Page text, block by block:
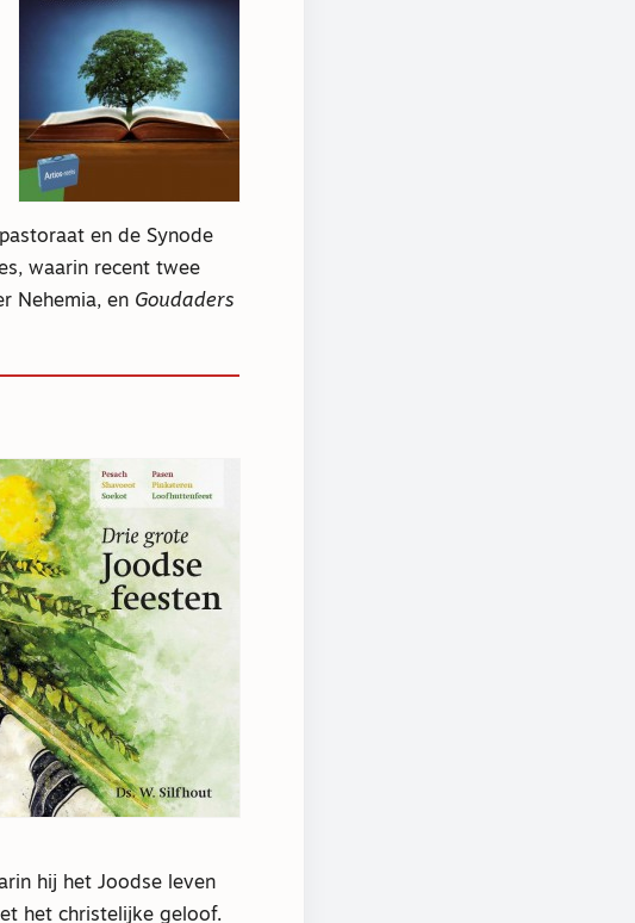
en de Synode
waarin recent twee
Nehemia, en Goudaders
hij het Joodse leven
het christelijke geloof.